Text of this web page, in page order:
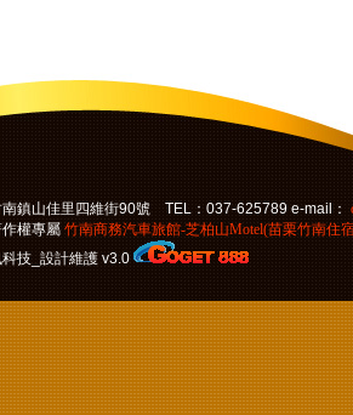
南鎮山佳里四維街90號 TEL：037-625789 e-mail：
權專屬 竹南商務汽車旅館-芝柏山Motel(苗栗竹南住
技_設計維護 v3.0